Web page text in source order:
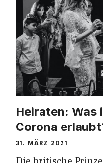
Heiraten: Was
Corona
31. MÄRZ 2021